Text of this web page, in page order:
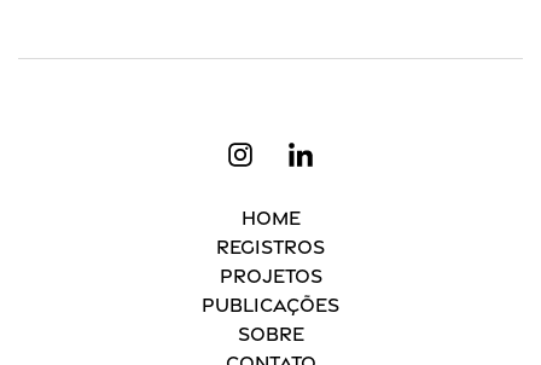
Home
Registros
Projetos
Publicações
Sobre